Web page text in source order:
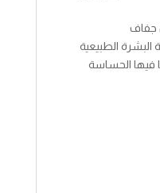
جفاف
الطبيعية
فيها الحساسة